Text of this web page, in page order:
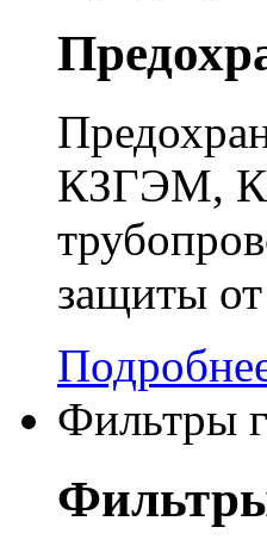
КЗГЭМ,
защиты
Фильтры